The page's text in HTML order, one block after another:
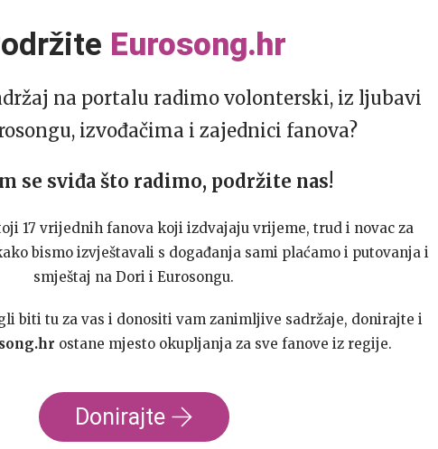
Eurosong.hr
na portalu radimo volonterski, iz ljubavi
izvođačima i zajednici fanova?
se sviđa što radimo, podržite nas!
17 vrijednih fanova koji izdvajaju vrijeme, trud i novac za
bismo izvještavali s događanja sami plaćamo i putovanja i
smještaj na Dori i Eurosongu.
biti tu za vas i donositi vam zanimljive sadržaje, donirajte i
ostane mjesto okupljanja za sve fanove iz regije.
Donirajte